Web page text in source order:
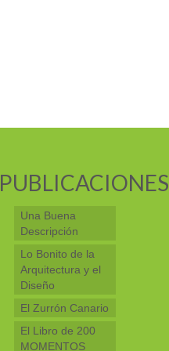
PUBLICACIONES
Una Buena
Descripción
Lo Bonito de la
Arquitectura y el
Diseño
El Zurrón Canario
El Libro de 200
MOMENTOS